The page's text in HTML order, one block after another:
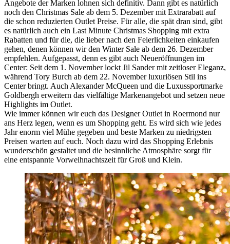
Angebote der Marken lohnen sich definitiv. Dann gibt es natürlich
noch den Christmas Sale ab dem 5. Dezember mit Extrarabatt auf
die schon reduzierten Outlet Preise. Für alle, die spät dran sind, gibt
es natürlich auch ein Last Minute Christmas Shopping mit extra
Rabatten und für die, die lieber nach den Feierlichkeiten einkaufen
gehen, denen können wir den Winter Sale ab dem 26. Dezember
empfehlen. Aufgepasst, denn es gibt auch Neueröffnungen im
Center: Seit dem 1. November lockt Jil Sander mit zeitloser Eleganz,
während Tory Burch ab dem 22. November luxuriösen Stil ins
Center bringt. Auch Alexander McQueen und die Luxussportmarke
Goldbergh erweitern das vielfältige Markenangebot und setzen neue
Highlights im Outlet.
Wie immer können wir euch das Designer Outlet in Roermond nur
ans Herz legen, wenn es um Shopping geht. Es wird sich wie jedes
Jahr enorm viel Mühe gegeben und beste Marken zu niedrigsten
Preisen warten auf euch. Noch dazu wird das Shopping Erlebnis
wunderschön gestaltet und die besinnliche Atmosphäre sorgt für
eine entspannte Vorweihnachtszeit für Groß und Klein.